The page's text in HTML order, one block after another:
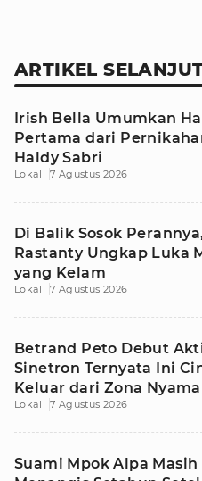
ARTIKEL
Irish Bella Umumkan
Pertama dari
Haldy Sabri
Lokal 7 Agustus 2026
Di Balik Sosok
Rastanty Ungkap Luka
yang Kelam
Lokal 7 Agustus 2026
Betrand Peto Debut
Sinetron Ternyata Ini
Keluar dari Zona
Lokal 7 Agustus 2026
Suami Mpok Alpa Masih